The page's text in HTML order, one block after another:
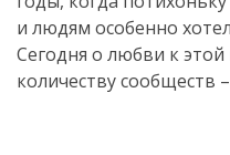
и людям особенно
Сегодня о любви к
количеству сообществ